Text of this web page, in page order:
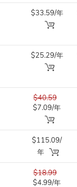
$33.59/年
$25.29/年
$40.59
$7.09/年
$115.09/
年
$18.99
$4.99/年